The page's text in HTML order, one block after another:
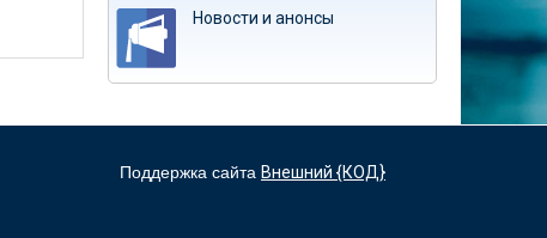
Новости и анонсы
Поддержка сайта Внешний {КОД}